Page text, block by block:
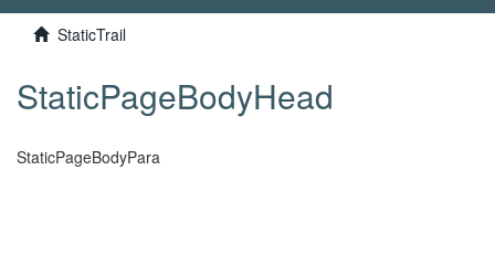
StaticTrail
StaticPageBodyHead
StaticPageBodyPara